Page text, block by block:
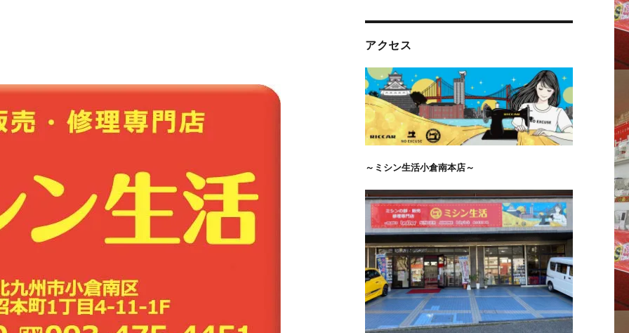
アクセス
～ミシン生活小倉南本店～